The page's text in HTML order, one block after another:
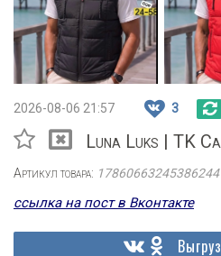
2026-08-06 21:57 3
Luna Luks | TK
Артикул товара:
ссылка на пост в Вконтакте